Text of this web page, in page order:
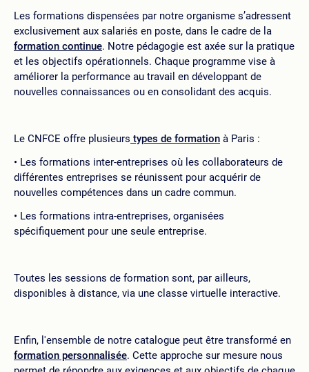
Les formations dispensées par notre organisme s’adressent
exclusivement aux salariés en poste, dans le cadre de la
formation continue. Notre pédagogie est axée sur la pratique
et les objectifs opérationnels. Chaque programme vise à
améliorer la performance au travail en développant de
nouvelles connaissances ou en consolidant des acquis.
Le CNFCE offre plusieurs types de formation à Paris :
Les formations inter-entreprises où les collaborateurs de
différentes entreprises se réunissent pour acquérir de
nouvelles compétences dans un cadre commun.
Les formations intra-entreprises, organisées
spécifiquement pour une seule entreprise.
Toutes les sessions de formation sont, par ailleurs,
disponibles à distance, via une classe virtuelle interactive.
Enfin, l'ensemble de notre catalogue peut être transformé en
formation personnalisée. Cette approche sur mesure nous